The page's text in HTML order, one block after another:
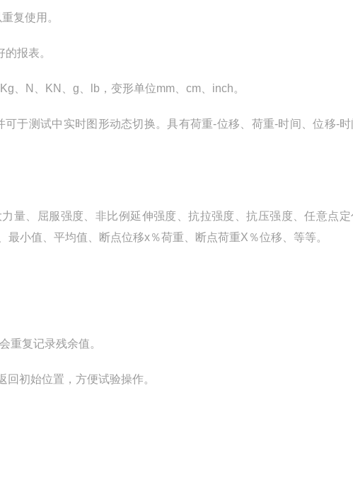
复使用。
报表。
、N、KN、g、lb，变形单位mm、cm、inch。
于测试中实时图形动态切换。具有荷重-位移、荷重-时间、位移-
量、屈服强度、非比例延伸强度、抗拉强度、抗压强度、任意点
小值、平均值、断点位移x％荷重、断点荷重X％位移、等等。
重复记录残余值。
初始位置，方便试验操作。